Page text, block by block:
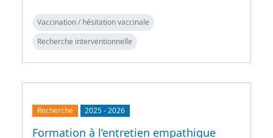
Vaccination / hésitation vaccinale
Recherche interventionnelle
Recherche 2025-2026
Formation à l’entretien empathique